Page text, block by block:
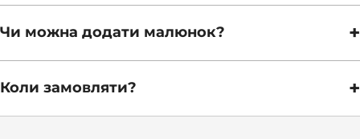
Чи можна додати малюнок? +
Коли замовляти? +